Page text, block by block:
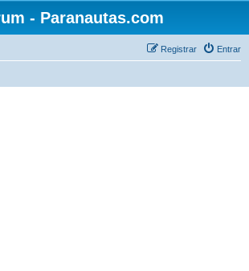
- Paranautas.com
Entrar
Registrar